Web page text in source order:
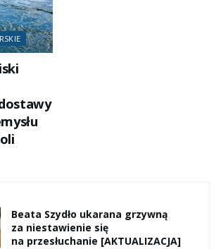
Beata Szydło ukarana grzywną
za niestawienie się
na przesłuchanie [AKTUALIZACJA]